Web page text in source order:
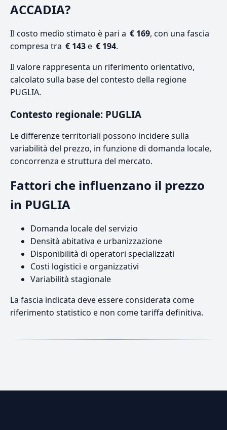
ACCADIA?
Il costo medio stimato è pari a € 169, con una fascia
compresa tra € 143e € 194.
Il valore rappresenta un riferimento orientativo,
calcolato sulla base del contesto della regione
PUGLIA.
Contesto regionale: PUGLIA
Le differenze territoriali possono incidere sulla
variabilità del prezzo, in funzione di domanda locale,
concorrenza e struttura del mercato.
Fattori che influenzano il prezzo
in PUGLIA
Domanda locale del servizio
Densità abitativa e urbanizzazione
Disponibilità di operatori specializzati
Costi logistici e organizzativi
Variabilità stagionale
La fascia indicata deve essere considerata come
riferimento statistico e non come tariffa definitiva.